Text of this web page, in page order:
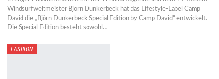
Windsurfweltmeister Björn Dunkerbeck hat das Lifestyle-Label Camp
David die „Björn Dunkerbeck Special Edition by Camp David“ entwickelt.
Die Special Edition besteht sowohl…
FASHION